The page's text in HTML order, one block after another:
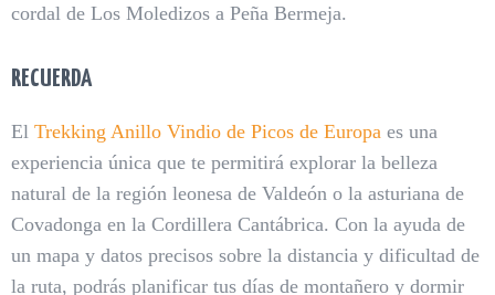
cordal de Los Moledizos a Peña Bermeja.
RECUERDA
El Trekking Anillo Vindio de Picos de Europa es una
experiencia única que te permitirá explorar la belleza
natural de la región leonesa de Valdeón o la asturiana de
Covadonga en la Cordillera Cantábrica. Con la ayuda de
un mapa y datos precisos sobre la distancia y dificultad de
la ruta, podrás planificar tus días de montañero y dormir